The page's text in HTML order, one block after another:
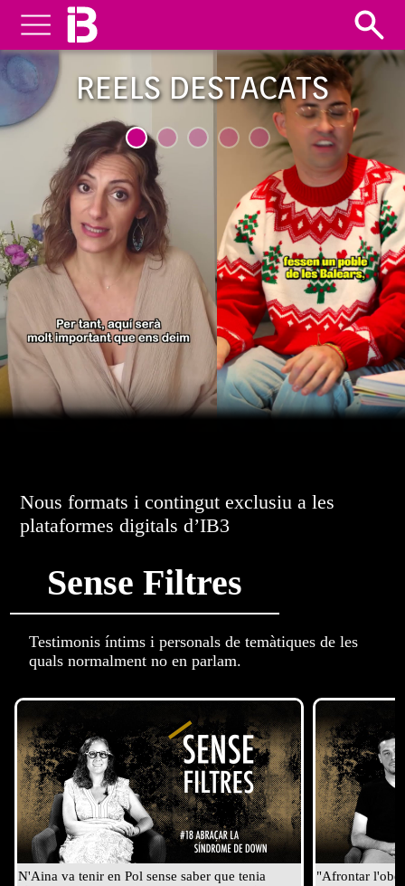
REELS DESTACATS
Nous formats i contingut exclusiu a les
plataformes digitals d’IB3
Sense Filtres
Testimonis íntims i personals de temàtiques de les
quals normalment no en parlam.
N'Aina va tenir en Pol sense saber que tenia
"Afrontar